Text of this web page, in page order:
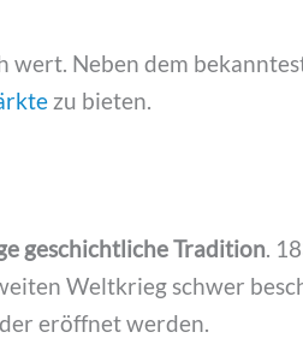
wert. Neben dem
zu bieten.
geschichtliche Tradition.
Weltkrieg schwer
eröffnet werden.